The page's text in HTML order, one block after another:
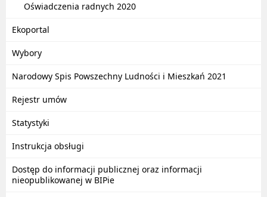
Oświadczenia radnych 2020
Ekoportal
Wybory
Narodowy Spis Powszechny Ludności i Mieszkań 2021
Rejestr umów
Statystyki
Instrukcja obsługi
Dostęp do informacji publicznej oraz informacji
nieopublikowanej w BIPie